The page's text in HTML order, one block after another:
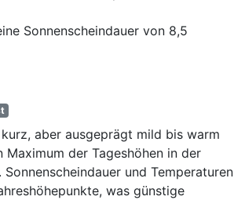
Sonnenscheindauer von 8,5
aber ausgeprägt mild bis warm
Maximum der Tageshöhen in der
und Temperaturen
was günstige